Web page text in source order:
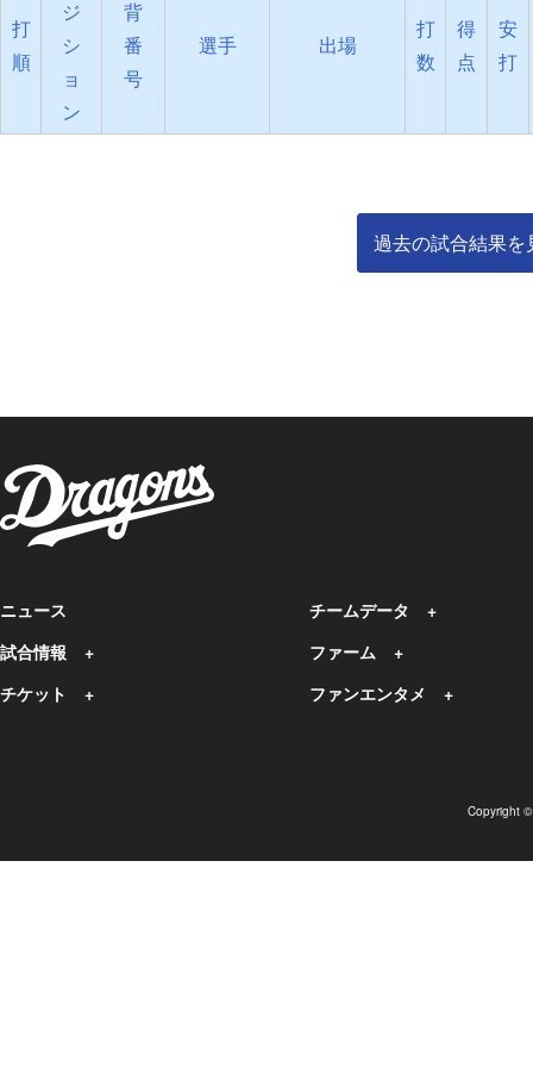
打
順
ジ
シ
ョ
ン
背
番
号
選手 出場
打
数
得
点
安
打
過去の試合結果
ニュース
試合情報
チケット
チームデータ
ファーム
ファンエンタメ
Copyright